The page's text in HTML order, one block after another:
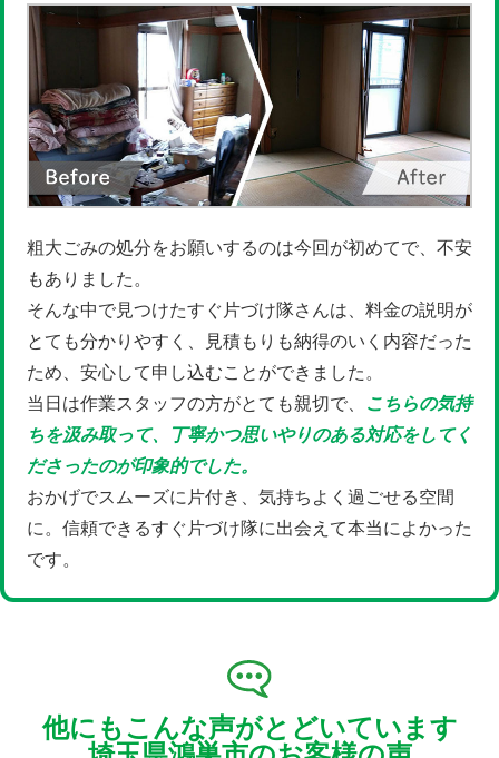
粗大ごみの処分をお願いするのは今回が初めてで、不安
もありました。
そんな中で見つけたすぐ片づけ隊さんは、料金の説明が
とても分かりやすく、見積もりも納得のいく内容だった
ため、安心して申し込むことができました。
当日は作業スタッフの方がとても親切で、
こちらの気持
ちを汲み取って、丁寧かつ思いやりのある対応をしてく
ださったのが印象的でした。
おかげでスムーズに片付き、気持ちよく過ごせる空間
に。信頼できるすぐ片づけ隊に出会えて本当によかった
です。
他にもこんな声がとどいています